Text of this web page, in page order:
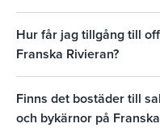
Hur får jag tillgång till
Franska Rivieran?
Finns det bostäder till
och bykärnor på